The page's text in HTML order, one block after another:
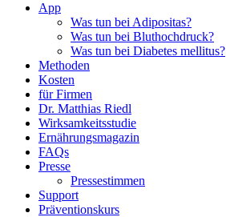
App
Was tun bei Adipositas?
Was tun bei Bluthochdruck?
Was tun bei Diabetes mellitus?
Methoden
Kosten
für Firmen
Dr. Matthias Riedl
Wirksamkeitsstudie
Ernährungsmagazin
FAQs
Presse
Pressestimmen
Support
Präventionskurs